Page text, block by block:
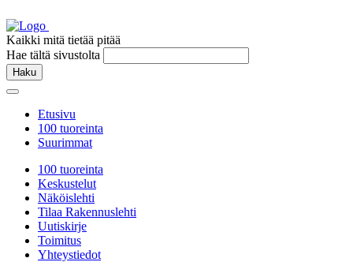
Kaikki mitä tietää pitää
Hae tältä sivustolta
Haku
Etusivu
100 tuoreinta
Suurimmat
100 tuoreinta
Keskustelut
Näköislehti
Tilaa Rakennuslehti
Uutiskirje
Toimitus
Yhteystiedot